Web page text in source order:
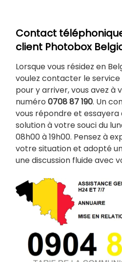
Contact
client Photobox
Lorsque vous résidez en
voulez contacter le
pour y arriver, vous avez à
numéro 0708 87 190. Un
vous répondre et essayera
solution à votre souci du
08h00 à 19h00. Pensez à
votre situation et adopté
une discussion fluide avec